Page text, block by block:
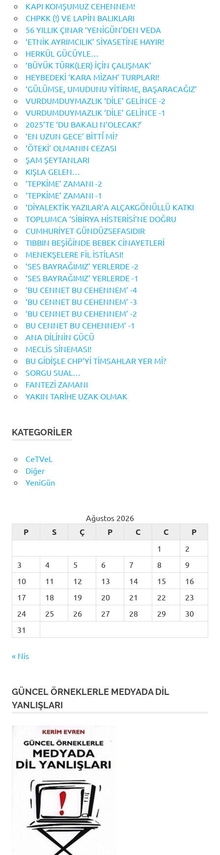
KAPI KOMŞUMUZ CEHENNEM!
CHPKK (!) VE LAPİN BALIKLARI
56 YILLIK ÇINAR ‘YENİGÜN’DEN VEDA
‘ETNİK AYRIMCILIK’ SİYASETİNE HAYIR!
HERKÜL GÜCÜYLE…
‘BÜYÜK TÜRK(LER) İÇİN ÇALIŞMAK’
HEYBEDEKİ ‘KARA MİZAH’ TURPLARI!
‘GÜLÜMSE, UMUDUNU YİTİRME, BAŞARACAĞIZ’
VURDUMDUYMAZLIK ‘DİLE’ GELİNCE -2
VURDUMDUYMAZLIK ‘DİLE’ GELİNCE -1
2025’TE ‘DU BAKALI N’OLECAK?’
‘EN UZUN GECE’ BİTTỈ Mİ?
‘ÖTEKİ’ OLMANIN CEZASI
ŞAM ŞEYTANLARI
KIŞLA GELEN…
‘TEPKİME’ ZAMANI -2
‘TEPKİME’ ZAMANI -1
‘DİYALEKTİK YAZILAR’A ALÇAKGÖNÜLLÜ KATKI
TOPLUMCA ‘SİBİRYA HİSTERİSİ’NE DOĞRU
CUMHURİYET GÜNDÜZSEFASIDIR
TIBBIN BEŞİĞİNDE BEBEK CİNAYETLERİ
MENEKŞELERE FİL İSTİLASI!
‘SES BAYRAĞIMIZ’ YERLERDE -2
‘SES BAYRAĞIMIZ’ YERLERDE -1
‘BU CENNET BU CEHENNEM’ -4
‘BU CENNET BU CEHENNEM’ -3
‘BU CENNET BU CEHENNEM’ -2
BU CENNET BU CEHENNEM’ -1
ANA DİLİNİN GÜCÜ
MECLİS SİNEMASI!
BU GİDİŞLE CHP’Yİ TİMSAHLAR YER Mİ?
SORGU SUAL…
FANTEZİ ZAMANI
YAKIN TARİHE UZAK OLMAK
KATEGORILER
CeTVeL
Diğer
YeniGün
Ağustos 2026
P S Ç P C C P
1
2
3
4 5 6 7 8
9
10
11 12 13 14 15
16
17
18 19 20 21 22
23
24
25 26 27 28 29
30
31
« Nis
GÜNCEL ÖRNEKLERLE MEDYADA DİL
YANLIŞLARI